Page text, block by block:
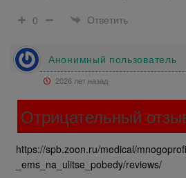
0
Ответить
Анонимный пользователь
2026 лет назад
Отрицательный
https://spb.zoon.ru/medical/
_ems_na_ulitse_pobedy/reviews/